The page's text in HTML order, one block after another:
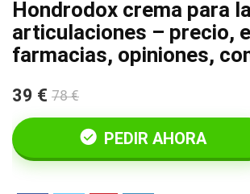
Hondrodox crema para
articulaciones – precio,
farmacias, opiniones,
39 € 78 €
PEDIR AHORA